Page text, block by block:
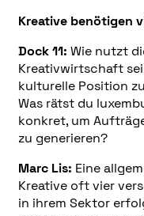
Kreative benötigen
Dock 11: Wie nutzt
Kreativwirtschaft
kulturelle Position
Was rätst du
konkret, um
zu generieren?
Marc Lis: Eine
Kreative oft vier
in ihrem Sektor